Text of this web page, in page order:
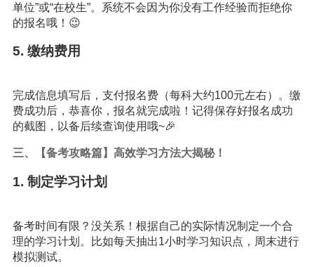
单位”或“在校生”。系统不会因为你没有工作经验而拒绝你
的报名哦！😉
5. 缴纳费用
完成信息填写后，支付报名费（每科大约100元左右）。缴
费成功后，恭喜你，报名就完成啦！记得保存好报名成功
的截图，以备后续查询使用哦~🎉
三、【备考攻略篇】高效学习方法大揭秘！
1. 制定学习计划
备考时间有限？没关系！根据自己的实际情况制定一个合
理的学习计划。比如每天抽出1小时学习知识点，周末进行
模拟测试。